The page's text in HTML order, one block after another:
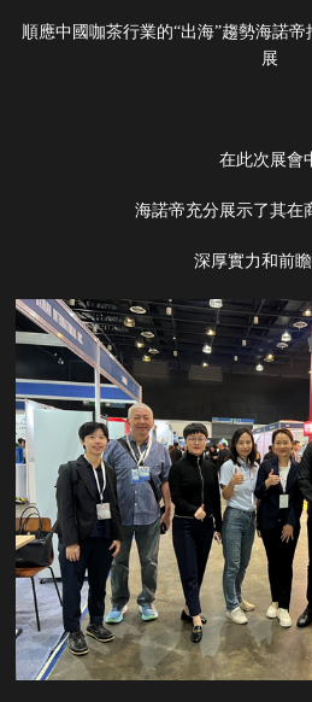
順應中國咖茶行業的“出海”趨勢海諾
展
在此次展會
海諾帝充分展示了其在
深厚實力和前